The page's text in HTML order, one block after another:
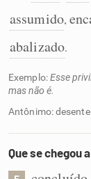
assumido,
abalizado.
Exemplo:Esse
mas não é.
Antônimo:
Que se chegou